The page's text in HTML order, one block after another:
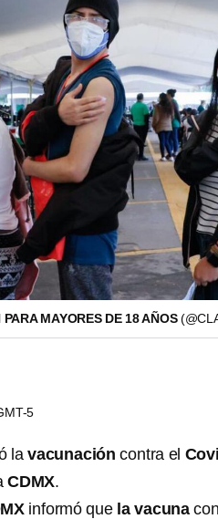
MAYORES DE 18 AÑOS
5
la vacunación contra el
CDMX.
informó quela vacuna